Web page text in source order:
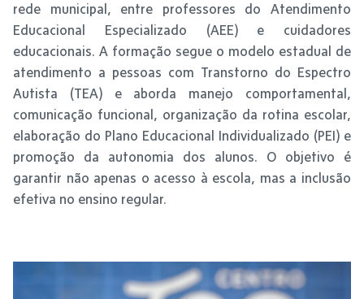
rede municipal, entre professores do Atendimento
Educacional Especializado (AEE) e cuidadores
educacionais. A formação segue o modelo estadual de
atendimento a pessoas com Transtorno do Espectro
Autista (TEA) e aborda manejo comportamental,
comunicação funcional, organização da rotina escolar,
elaboração do Plano Educacional Individualizado (PEI) e
promoção da autonomia dos alunos. O objetivo é
garantir não apenas o acesso à escola, mas a inclusão
efetiva no ensino regular.